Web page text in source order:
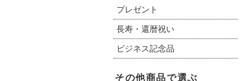
プレゼント
長寿・還暦祝い
ビジネス記念品
その他商品で選ぶ